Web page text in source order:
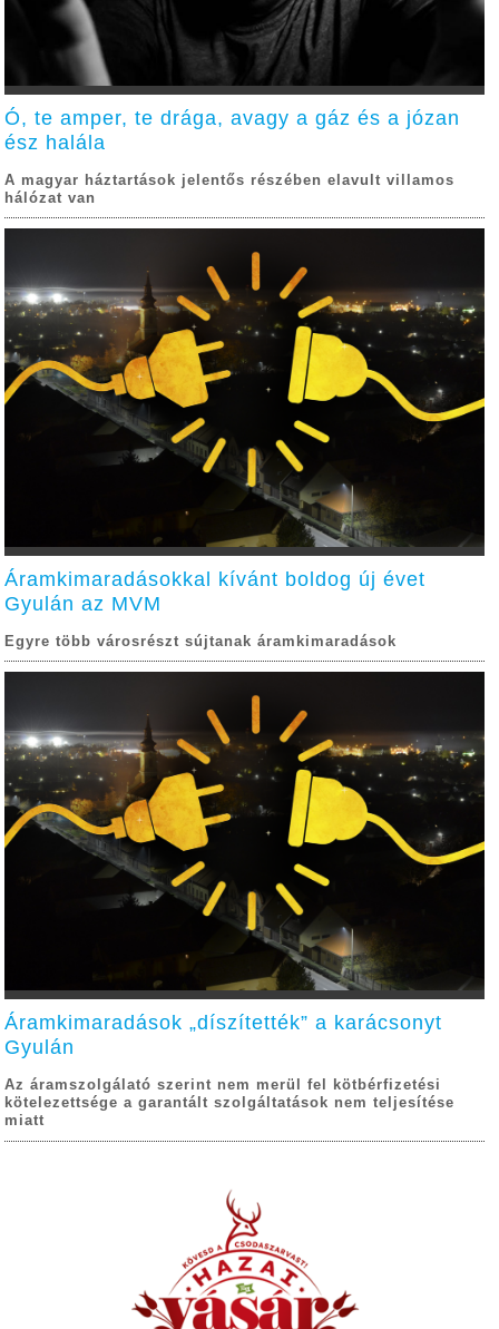
Ó, te amper, te drága, avagy a gáz és a józan
ész halála
A magyar háztartások jelentős részében elavult villamos
hálózat van
Áramkimaradásokkal kívánt boldog új évet
Gyulán az MVM
Egyre több városrészt sújtanak áramkimaradások
Áramkimaradások „díszítették” a karácsonyt
Gyulán
Az áramszolgálató szerint nem merül fel kötbérfizetési
kötelezettsége a garantált szolgáltatások nem teljesítése
miatt